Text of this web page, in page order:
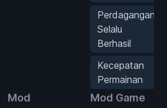
Perdagangan
Selalu
Berhasil
Kecepatan
Permainan
Mod
Mod Game